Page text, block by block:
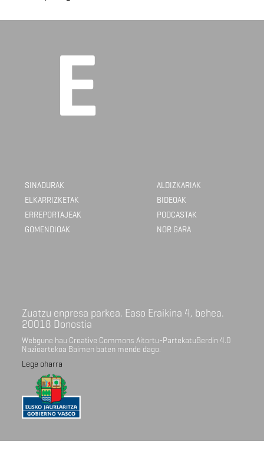
SINADURAK
ELKARRIZKETAK
ERREPORTAJEAK
GOMENDIOAK
ALDIZKARIAK
BIDEOAK
PODCASTAK
NOR GARA
Zuatzu enpresa parkea. Easo Eraikina 4, behea.
20018 Donostia
Webgune hau Creative Commons Aitortu-PartekatuBerdin 4.0
Nazioartekoa Baimen baten mende dago.
Lege oharra